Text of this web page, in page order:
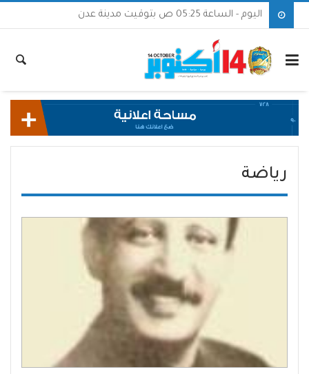
اليوم - الساعة 05:25 ص بتوقيت مدينة عدن
رياضة